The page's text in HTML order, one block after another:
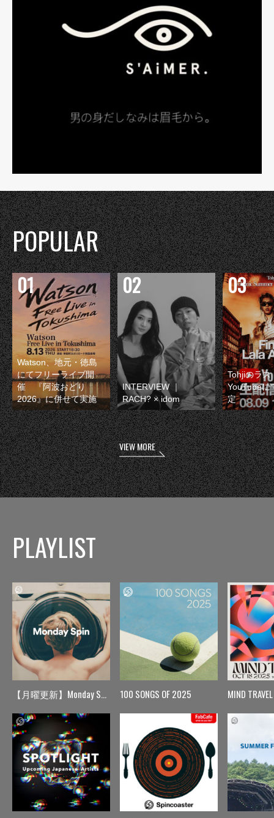
POPULAR
Watson、地元・徳島
にてフリーライブ開
催 『阿波おどり
2026』に併せて実施
INTERVIEW ｜
RACH? × idom
Tohjiのラス
YouTubeに
定
VIEW MORE
PLAYLIST
【月曜更新】Monday Spin 100 SONGS OF 2025 MIND TRAVEL